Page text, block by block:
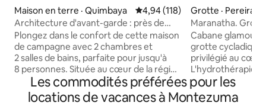
Maison en terre · Quimbaya Note moyenne de 4,94 sur 5,
4,94 (118)
Architecture d'avant-garde : près de
Coffee Park
Plongez dans le confort de cette maison
de campagne avec 2 chambres et
2 salles de bains, parfaite pour jusqu'à
8 personnes. Située au cœur de la région
caféière de Colombie, à quelques
minutes du Parque del Café et de
Panaca. Profitez de moments
Grotte · Pereira
Maranatha.
Hydrothérapie
Cabane glamour
grotte cycladique
privilégié au cœur
L'hydrothérapie
le sentier
oiseaux, les
panoramique sur
Les commodités préférées pour les
locations de vacances à Montezuma